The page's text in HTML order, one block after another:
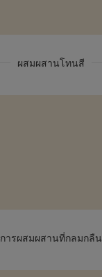
ผสมผสานโทนสี
การผสมผสานที่กลมกลืน